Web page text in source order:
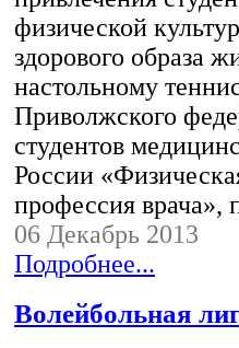
физической
здорового образа
настольному
Приволжского
студентов
России
профессия врача»,
06 Декабрь 2013
Подробнее...
Волейбольная